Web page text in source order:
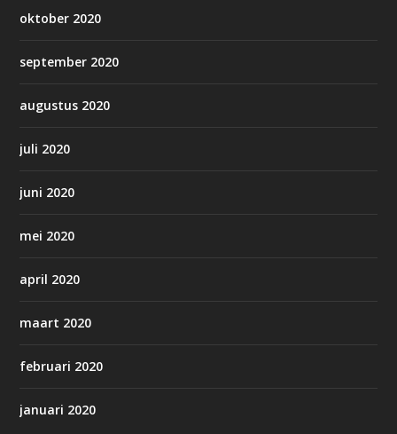
oktober 2020
september 2020
augustus 2020
juli 2020
juni 2020
mei 2020
april 2020
maart 2020
februari 2020
januari 2020